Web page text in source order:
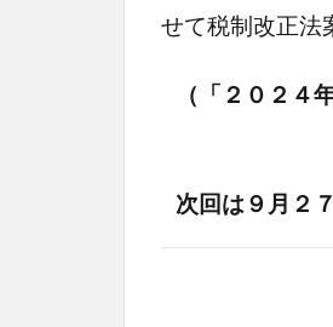
せて税制改正法
（「２０２
次回は９月２